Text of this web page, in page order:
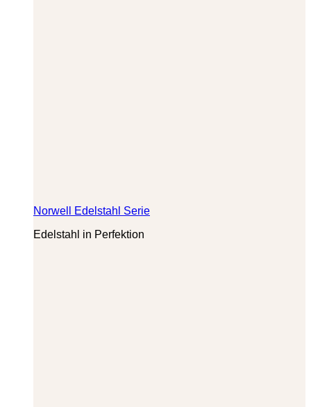
Norwell Edelstahl Serie
Edelstahl in Perfektion